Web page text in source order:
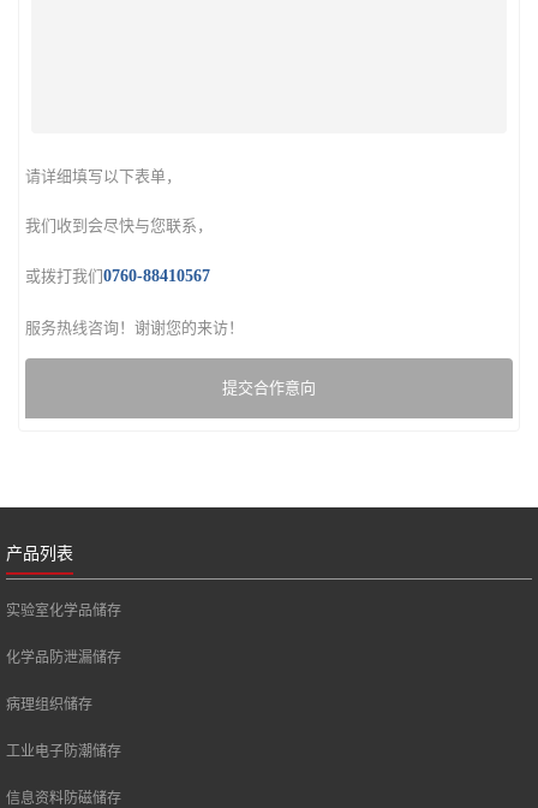
请详细填写以下表单，
我们收到会尽快与您联系，
或拨打我们0760-88410567
服务热线咨询！谢谢您的来访！
提交合作意向
产品列表
实验室化学品储存
化学品防泄漏储存
病理组织储存
工业电子防潮储存
信息资料防磁储存